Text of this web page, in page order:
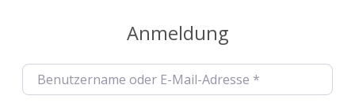
Anmeldung
Benutzername oder E-Mail-Adresse